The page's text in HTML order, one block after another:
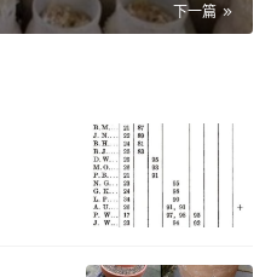
下一篇